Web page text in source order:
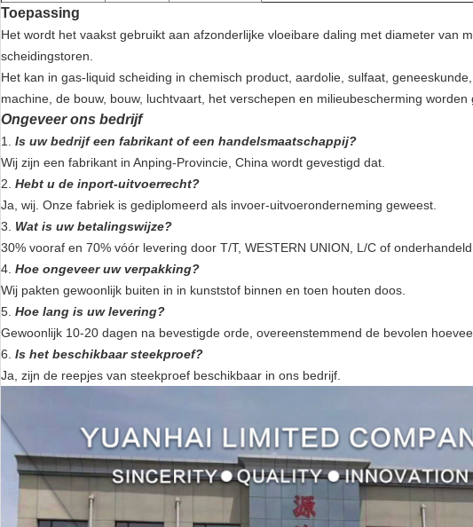
Toepassing
Het wordt het vaakst gebruikt aan afzonderlijke vloeibare daling met diameter van
scheidingstoren.
Het kan in gas-liquid scheiding in chemisch product, aardolie, sulfaat,
machine, de bouw, bouw, luchtvaart, het verschepen en milieubescherming worden
Ongeveer ons bedrijf
1. Is uw bedrijf een fabrikant of een handelsmaatschappij?
Wij zijn een fabrikant in Anping-Provincie, China wordt gevestigd dat.
2. Hebt u de inport-uitvoerrecht?
Ja, wij. Onze fabriek is gediplomeerd als invoer-uitvoeronderneming geweest.
3. Wat is uw betalingswijze?
30% vooraf en 70% vóór levering door T/T, WESTERN UNION, L/C of onderhandeld.
4. Hoe ongeveer uw verpakking?
Wij pakten gewoonlijk buiten in in kunststof binnen en toen houten doos.
5. Hoe lang is uw levering?
Gewoonlijk 10-20 dagen na bevestigde orde, overeenstemmend de bevolen
6. Is het beschikbaar steekproef?
Ja, zijn de reepjes van steekproef beschikbaar in ons bedrijf.